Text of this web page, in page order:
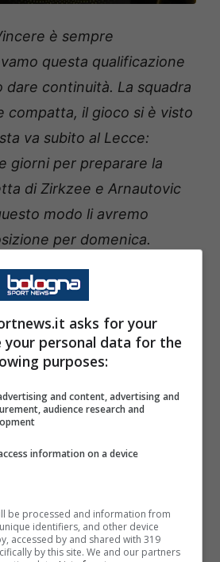
è sempre
questa qualificazione
dare continuità. La squadra
compatta, il gioco si è visto
va subito al Lecce:
giorni per preparare la
di Zirkzee e Arnautovic
modo li avremo
per domenica.
sono venuti a
”.
pagelle di Bologna-Cagliari:
asks for your
your personal data for the
purposes:
and content, advertising and
audience research and
information on a device
be processed and information from
identifiers, and other device
accessed by and shared with 319
by this site. We and our partners